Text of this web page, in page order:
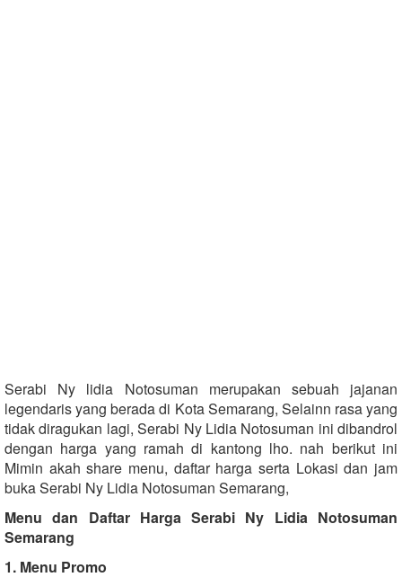
Serabi Ny lidia Notosuman merupakan sebuah jajanan
legendaris yang berada di Kota Semarang, Selainn rasa yang
tidak diragukan lagi, Serabi Ny Lidia Notosuman ini dibandrol
dengan harga yang ramah di kantong lho. nah berikut ini
Mimin akah share menu, daftar harga serta Lokasi dan jam
buka Serabi Ny Lidia Notosuman Semarang,
Menu dan Daftar Harga Serabi Ny Lidia Notosuman
Semarang
1. Menu Promo